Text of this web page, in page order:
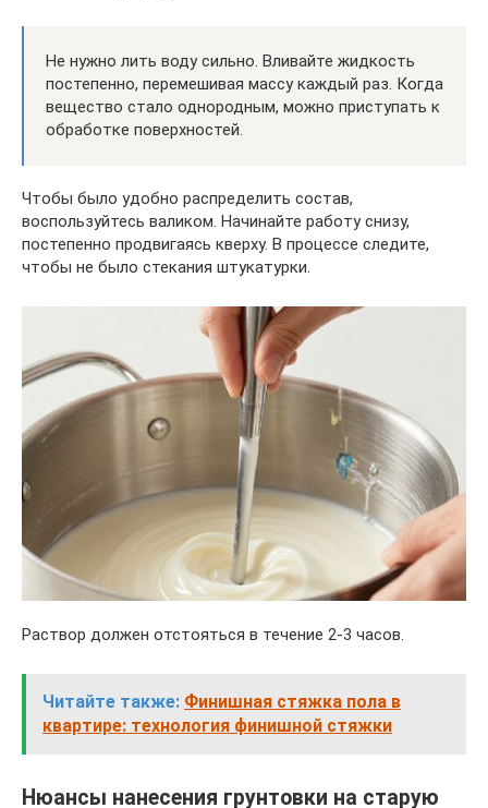
Не нужно лить воду сильно. Вливайте жидкость
постепенно, перемешивая массу каждый раз. Когда
вещество стало однородным, можно приступать к
обработке поверхностей.
Чтобы было удобно распределить состав,
воспользуйтесь валиком. Начинайте работу снизу,
постепенно продвигаясь кверху. В процессе следите,
чтобы не было стекания штукатурки.
Раствор должен отстояться в течение 2-3 часов.
Читайте также: Финишная стяжка пола в
квартире: технология финишной стяжки
Нюансы нанесения грунтовки на старую